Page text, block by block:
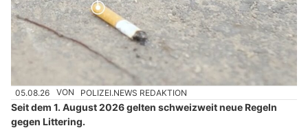
05.08.26 VON POLIZEI.NEWS REDAKTION
Seit dem 1. August 2026 gelten schweizweit neue Regeln
gegen Littering.